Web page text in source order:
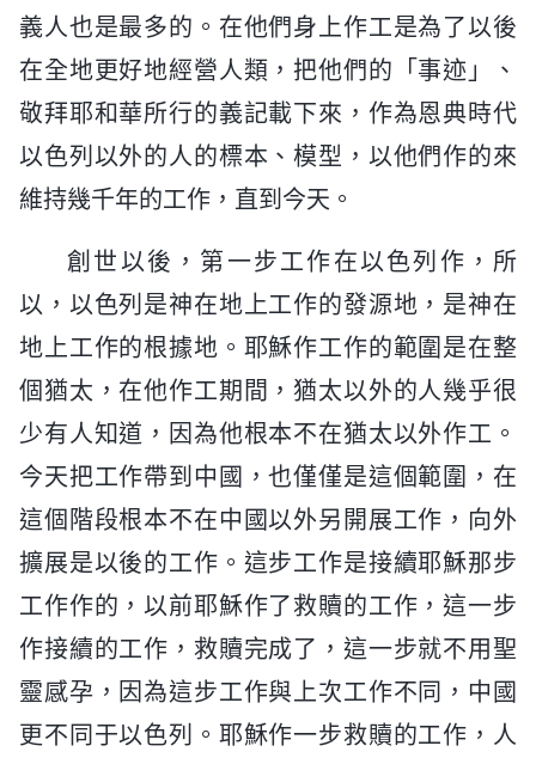
義人也是最多的。在他們身上作工是為了以後
在全地更好地經營人類，把他們的「事迹」、
敬拜耶和華所行的義記載下來，作為恩典時代
以色列以外的人的標本、模型，以他們作的來
維持幾千年的工作，直到今天。
創世以後，第一步工作在以色列作，所
以，以色列是神在地上工作的發源地，是神在
地上工作的根據地。耶穌作工作的範圍是在整
個猶太，在他作工期間，猶太以外的人幾乎很
少有人知道，因為他根本不在猶太以外作工。
今天把工作帶到中國，也僅僅是這個範圍，在
這個階段根本不在中國以外另開展工作，向外
擴展是以後的工作。這步工作是接續耶穌那步
工作作的，以前耶穌作了救贖的工作，這一步
作接續的工作，救贖完成了，這一步就不用聖
靈感孕，因為這步工作與上次工作不同，中國
更不同于以色列。耶穌作一步救贖的工作，人